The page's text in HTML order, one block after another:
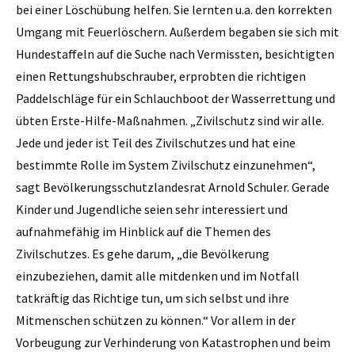
bei einer Löschübung helfen. Sie lernten u.a. den korrekten
Umgang mit Feuerlöschern. Außerdem begaben sie sich mit
Hundestaffeln auf die Suche nach Vermissten, besichtigten
einen Rettungshubschrauber, erprobten die richtigen
Paddelschläge für ein Schlauchboot der Wasserrettung und
übten Erste-Hilfe-Maßnahmen. „Zivilschutz sind wir alle.
Jede und jeder ist Teil des Zivilschutzes und hat eine
bestimmte Rolle im System Zivilschutz einzunehmen“,
sagt Bevölkerungsschutzlandesrat Arnold Schuler. Gerade
Kinder und Jugendliche seien sehr interessiert und
aufnahmefähig im Hinblick auf die Themen des
Zivilschutzes. Es gehe darum, „die Bevölkerung
einzubeziehen, damit alle mitdenken und im Notfall
tatkräftig das Richtige tun, um sich selbst und ihre
Mitmenschen schützen zu können.“ Vor allem in der
Vorbeugung zur Verhinderung von Katastrophen und beim